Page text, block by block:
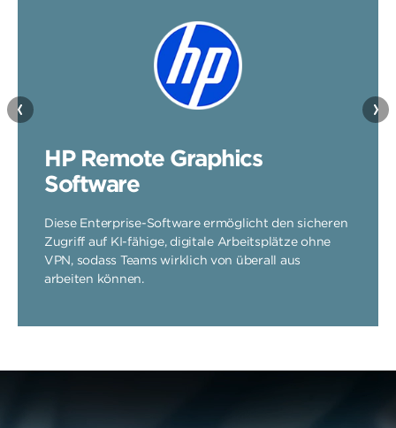
HP Remote Graphics
Software
Diese Enterprise-Software ermöglicht den sicheren
Zugriff auf KI-fähige, digitale Arbeitsplätze ohne
VPN, sodass Teams wirklich von überall aus
arbeiten können.